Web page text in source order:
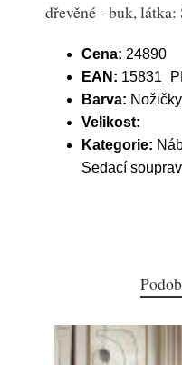
dřevěné - buk,
Cena: 24890
EAN:
Barva:
Velikost:
Kategorie:
Sedací